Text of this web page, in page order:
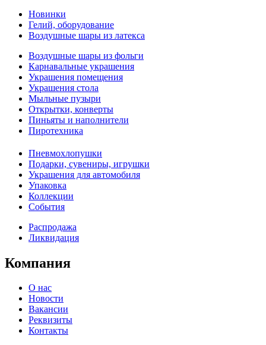
Новинки
Гелий, оборудование
Воздушные шары из латекса
Воздушные шары из фольги
Карнавальные украшения
Украшения помещения
Украшения стола
Мыльные пузыри
Открытки, конверты
Пиньяты и наполнители
Пиротехника
Пневмохлопушки
Подарки, сувениры, игрушки
Украшения для автомобиля
Упаковка
Коллекции
События
Распродажа
Ликвидация
Компания
О нас
Новости
Вакансии
Реквизиты
Контакты